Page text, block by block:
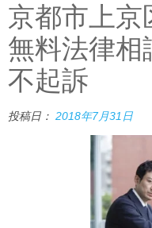
京都市上京
無料法律相
不起訴
投稿日： 2018年7月31日